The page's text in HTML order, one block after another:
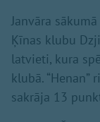
Janvāra
Ķīnas klubu
latvieti, kura
klubā.
sakrāja 13